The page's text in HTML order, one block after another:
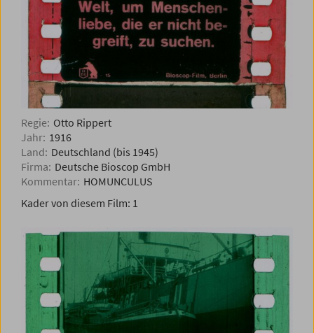
Regie: Otto Rippert
Jahr: 1916
Land: Deutschland (bis 1945)
Firma: Deutsche Bioscop GmbH
Kommentar: HOMUNCULUS
Kader von diesem Film: 1